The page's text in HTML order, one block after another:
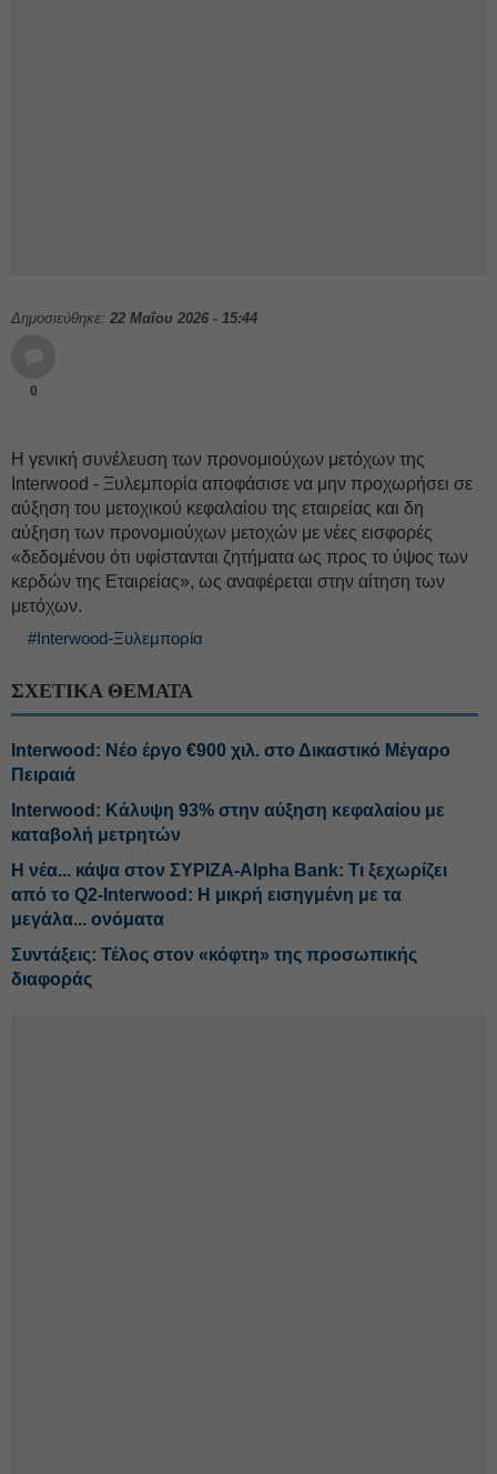
Δημοσιεύθηκε: 22 Μαΐου 2026 - 15:44
0
Η γενική συνέλευση των προνομιούχων μετόχων της
Interwood - Ξυλεμπορία αποφάσισε να μην προχωρήσει σε
αύξηση του μετοχικού κεφαλαίου της εταιρείας και δη
αύξηση των προνομιούχων μετοχών με νέες εισφορές
«δεδομένου ότι υφίστανται ζητήματα ως προς το ύψος των
κερδών της Εταιρείας», ως αναφέρεται στην αίτηση των
μετόχων.
#Interwood-Ξυλεμπορία
ΣΧΕΤΙΚΑ ΘΕΜΑΤΑ
Interwood: Νέο έργο €900 χιλ. στο Δικαστικό Μέγαρο
Πειραιά
Interwood: Κάλυψη 93% στην αύξηση κεφαλαίου με
καταβολή μετρητών
Η νέα... κάψα στον ΣΥΡΙΖΑ-Alpha Bank: Τι ξεχωρίζει
από το Q2-Interwood: Η μικρή εισηγμένη με τα
μεγάλα... ονόματα
Συντάξεις: Τέλος στον «κόφτη» της προσωπικής
διαφοράς